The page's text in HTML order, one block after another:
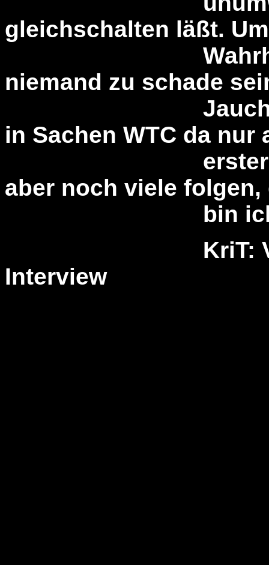
gleichschalten läßt.
Wahrheit
niemand zu schade
Jauchegrube
in Sachen WTC da nur
erster
aber noch viele folgen,
bin ich mir
KriT: Vielen
Interview